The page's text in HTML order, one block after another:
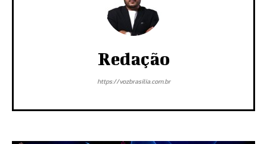
Redação
https://vozbrasilia.com.br